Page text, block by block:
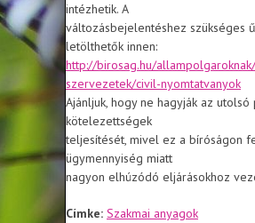
intézhetik. A
változásbejelentéshez szükséges
letölthetők innen:
http://birosag.hu/
szervezetek/civil-nyomtatvanyok
Ajánljuk, hogy ne hagyják az utolsó
kötelezettségek
teljesítését, mivel ez a bíróságon
ügymennyiség miatt
nagyon elhúzódó eljárásokhoz
Címke: Szakmai anyagok